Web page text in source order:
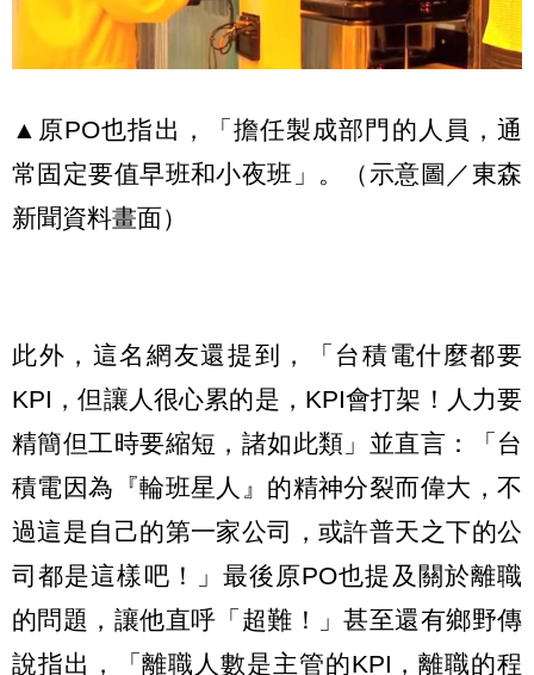
▲原PO也指出，「擔任製成部門的人員，通
常固定要值早班和小夜班」。（示意圖／東森
新聞資料畫面）
此外，這名網友還提到，「台積電什麼都要
KPI，但讓人很心累的是，KPI會打架！人力要
精簡但工時要縮短，諸如此類」並直言：「台
積電因為『輪班星人』的精神分裂而偉大，不
過這是自己的第一家公司，或許普天之下的公
司都是這樣吧！」最後原PO也提及關於離職
的問題，讓他直呼「超難！」甚至還有鄉野傳
說指出，「離職人數是主管的KPI，離職的程